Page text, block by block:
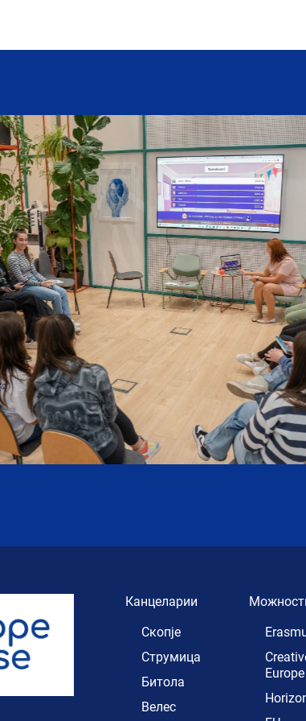
Канцеларии
Скопје
Струмица
Битола
Велес
Europe